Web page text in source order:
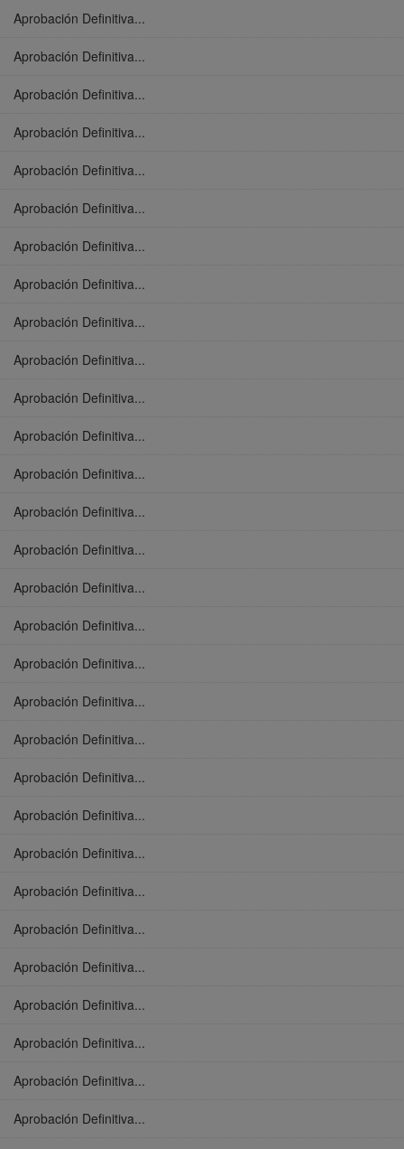
Aprobación Definitiva...
Aprobación Definitiva...
Aprobación Definitiva...
Aprobación Definitiva...
Aprobación Definitiva...
Aprobación Definitiva...
Aprobación Definitiva...
Aprobación Definitiva...
Aprobación Definitiva...
Aprobación Definitiva...
Aprobación Definitiva...
Aprobación Definitiva...
Aprobación Definitiva...
Aprobación Definitiva...
Aprobación Definitiva...
Aprobación Definitiva...
Aprobación Definitiva...
Aprobación Definitiva...
Aprobación Definitiva...
Aprobación Definitiva...
Aprobación Definitiva...
Aprobación Definitiva...
Aprobación Definitiva...
Aprobación Definitiva...
Aprobación Definitiva...
Aprobación Definitiva...
Aprobación Definitiva...
Aprobación Definitiva...
Aprobación Definitiva...
Aprobación Definitiva...